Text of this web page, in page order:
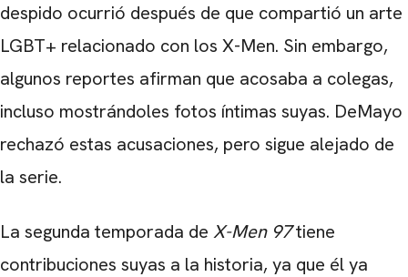
despido ocurrió después de que compartió un arte
LGBT+ relacionado con los X-Men. Sin embargo,
algunos reportes afirman que acosaba a colegas,
incluso mostrándoles fotos íntimas suyas. DeMayo
rechazó estas acusaciones, pero sigue alejado de
la serie.
La segunda temporada de X-Men 97tiene
contribuciones suyas a la historia, ya que él ya